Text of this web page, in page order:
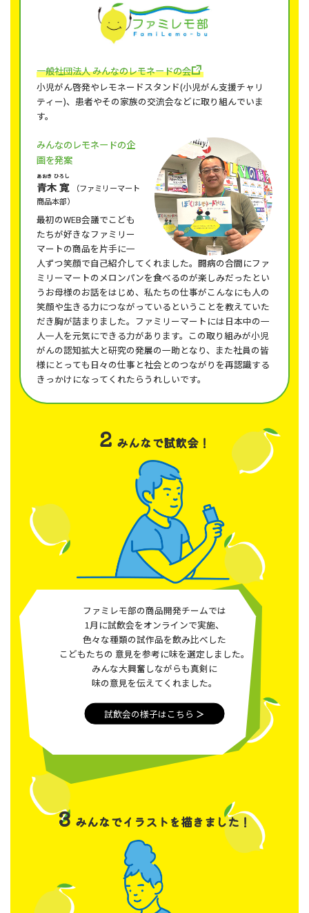
一般社団法人 みんなのレモネードの会
小児がん啓発やレモネードスタンド(小児がん支援チャリ
ティー)、患者やその家族の交流会などに取り組んでいま
す。
みんなのレモネードの企
画を発案
青木 寛
あおき ひろし
（ファミリーマート
商品本部）
最初のWEB会議でこども
たちが好きなファミリー
マートの商品を片手に一
人ずつ笑顔で自己紹介してくれました。闘病の合間にファ
ミリーマートのメロンパンを食べるのが楽しみだったとい
うお母様のお話をはじめ、私たちの仕事がこんなにも人の
笑顔や生きる力につながっているということを教えていた
だき胸が詰まりました。ファミリーマートには日本中の一
人一人を元気にできる力があります。この取り組みが小児
がんの認知拡大と研究の発展の一助となり、また社員の皆
様にとっても日々の仕事と社会とのつながりを再認識する
きっかけになってくれたらうれしいです。
2 みんなで試飲会！
ファミレモ部の商品開発チームでは
1月に試飲会をオンラインで実施、
色々な種類の試作品を飲み比べした
こどもたちの 意見を参考に味を選定しました。
みんな大興奮しながらも真剣に
味の意見を伝えてくれました。
試飲会の様子はこちら ＞
3 みんなでイラストを描きました！